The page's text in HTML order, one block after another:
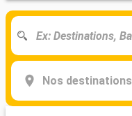
Nos destinations